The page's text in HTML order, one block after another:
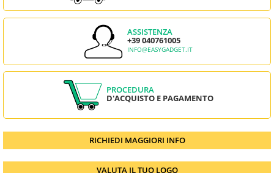
ASSISTENZA
+39 040761005
INFO@EASYGADGET.IT
PROCEDURA
D'ACQUISTO E PAGAMENTO
RICHIEDI MAGGIORI INFO
VALUTA IL TUO LOGO